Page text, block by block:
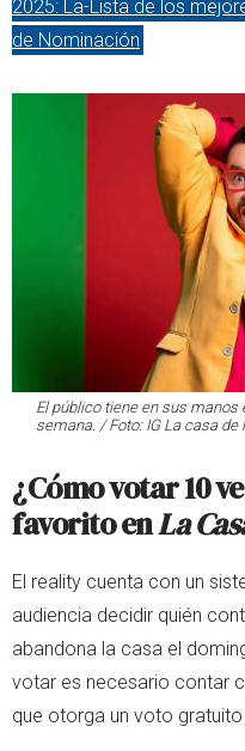
2025: La-Lista de los
de Nominación
El público tiene en sus
semana. / Foto: IG La casa
¿Cómo votar 10
favorito enLa
El reality cuenta con un
audiencia decidir quién
abandona la casa el
votar es necesario contar
que otorga un voto